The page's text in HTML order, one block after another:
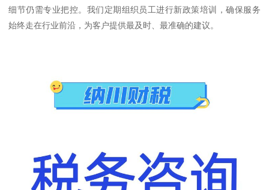
细节仍需专业把控。我们定期组织员工进行新政策培训，确保服务
始终走在行业前沿，为客户提供最及时、最准确的建议。